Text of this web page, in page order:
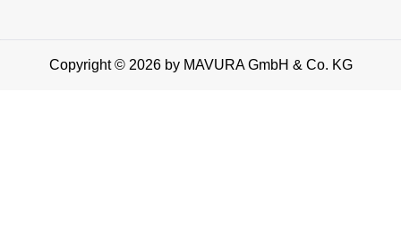
Copyright © 2026 by MAVURA GmbH & Co. KG